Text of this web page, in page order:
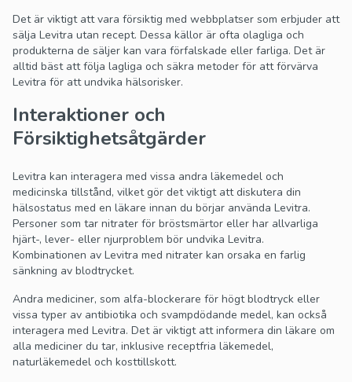
Det är viktigt att vara försiktig med webbplatser som erbjuder att
sälja Levitra utan recept. Dessa källor är ofta olagliga och
produkterna de säljer kan vara förfalskade eller farliga. Det är
alltid bäst att följa lagliga och säkra metoder för att förvärva
Levitra för att undvika hälsorisker.
Interaktioner och
Försiktighetsåtgärder
Levitra kan interagera med vissa andra läkemedel och
medicinska tillstånd, vilket gör det viktigt att diskutera din
hälsostatus med en läkare innan du börjar använda Levitra.
Personer som tar nitrater för bröstsmärtor eller har allvarliga
hjärt-, lever- eller njurproblem bör undvika Levitra.
Kombinationen av Levitra med nitrater kan orsaka en farlig
sänkning av blodtrycket.
Andra mediciner, som alfa-blockerare för högt blodtryck eller
vissa typer av antibiotika och svampdödande medel, kan också
interagera med Levitra. Det är viktigt att informera din läkare om
alla mediciner du tar, inklusive receptfria läkemedel,
naturläkemedel och kosttillskott.